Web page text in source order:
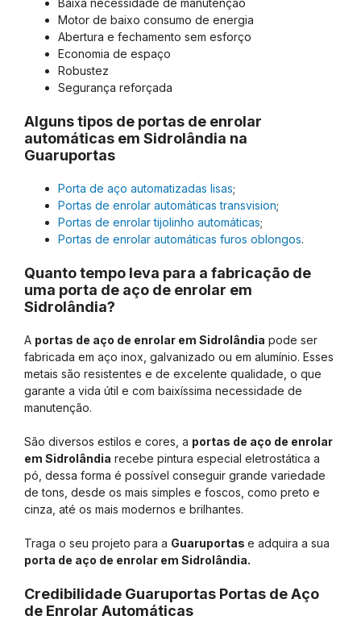
Baixa necessidade de manutenção
Motor de baixo consumo de energia
Abertura e fechamento sem esforço
Economia de espaço
Robustez
Segurança reforçada
Alguns tipos de portas de enrolar
automáticas em Sidrolândia na
Guaruportas
Porta de aço automatizadas lisas;
Portas de enrolar automáticas transvision;
Portas de enrolar tijolinho automáticas;
Portas de enrolar automáticas furos oblongos.
Quanto tempo leva para a fabricação de
uma porta de aço de enrolar em
Sidrolândia?
A portas de aço de enrolar em Sidrolândia pode ser
fabricada em aço inox, galvanizado ou em alumínio. Esses
metais são resistentes e de excelente qualidade, o que
garante a vida útil e com baixíssima necessidade de
manutenção.
São diversos estilos e cores, a portas de aço de enrolar
em Sidrolândia recebe pintura especial eletrostática a
pó, dessa forma é possível conseguir grande variedade
de tons, desde os mais simples e foscos, como preto e
cinza, até os mais modernos e brilhantes.
Traga o seu projeto para a Guaruportas e adquira a sua
porta de aço de enrolar em Sidrolândia.
Credibilidade Guaruportas Portas de Aço
de Enrolar Automáticas